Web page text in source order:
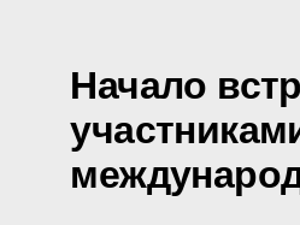
Начало